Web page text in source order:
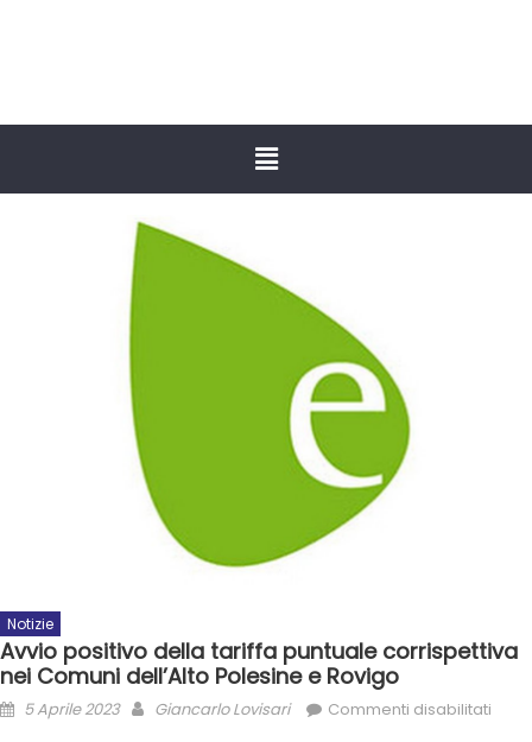
Notizie
Avvio positivo della tariffa puntuale corrispettiva
nei Comuni dell’Alto Polesine e Rovigo
5 Aprile 2023 Giancarlo Lovisari Commenti disabilitati